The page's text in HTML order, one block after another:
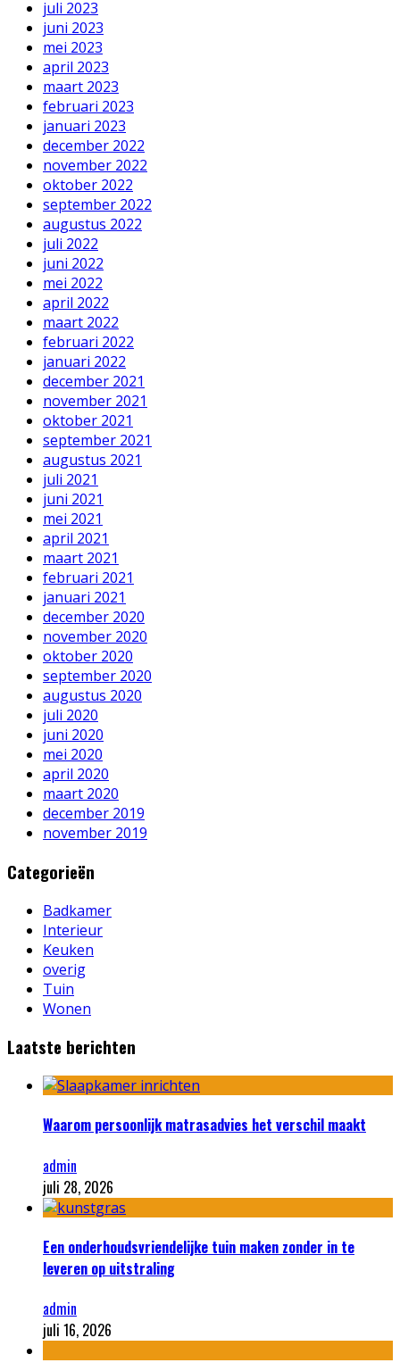
juli 2023
juni 2023
mei 2023
april 2023
maart 2023
februari 2023
januari 2023
december 2022
november 2022
oktober 2022
september 2022
augustus 2022
juli 2022
juni 2022
mei 2022
april 2022
maart 2022
februari 2022
januari 2022
december 2021
november 2021
oktober 2021
september 2021
augustus 2021
juli 2021
juni 2021
mei 2021
april 2021
maart 2021
februari 2021
januari 2021
december 2020
november 2020
oktober 2020
september 2020
augustus 2020
juli 2020
juni 2020
mei 2020
april 2020
maart 2020
december 2019
november 2019
Categorieën
Badkamer
Interieur
Keuken
overig
Tuin
Wonen
Laatste berichten
Waarom persoonlijk matrasadvies het verschil maakt
admin
juli 28, 2026
Een onderhoudsvriendelijke tuin maken zonder in te
leveren op uitstraling
admin
juli 16, 2026